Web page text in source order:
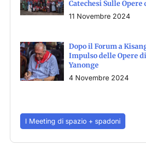
Catechesi Sulle
11 Novembre 2024
Dopo il Forum a
Impulso delle Opere
Yanonge
4 Novembre 2024
I Meeting di spazio + spadoni